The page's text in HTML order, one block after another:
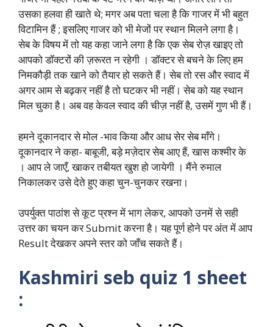
उसका हलवा ही खाते थे; मगर अब पता चला है कि गाजर में भी बहुत
विटामिन हैं ; इसलिए गाजर को भी मेजों पर स्थान मिलने लगा है।
सेब के विषय में तो यह कहा जाने लगा है कि एक सेब रोज़ खाइए तो
आपको डॉक्टरों की ज़रूरत न रहेगी । डॉक्टर से बचने के लिए हम
निमकौड़ी तक खाने को तैयार हो सकते हैं। सेब तो रस और स्वाद में
अगर आम से बढ़कर नहीं है तो घटकर भी नहीं। सेब को यह स्थान
मिल चुका है। अब वह केवल स्वाद की चीज़ नहीं है, उसमें गुण भी हैं।
हमने दूकानदार से मोल -भाव किया और आध सेर सेब माँगे।
दूकानदार ने कहा- बाबूजी, बड़े मज़ेदार सेब आए हैं, खास कश्मीर के
। आप ले जाएँ, खाकर तबीयत खुश हो जायेगी । मैंने रुमाल
निकालकर उसे देते हुए कहा चुन-चुनकर रखना।
उपर्युक्त पाठांश से कूट प्रश्न में भाग लेकर, आपको उनमें से सही
उत्तर का चयन कर Submit करना है। यह पूर्ण होने पर अंत में आप
Result देखकर अपने स्तर को जाँच सकते हैं।
Kashmiri seb quiz 1 sheet
: